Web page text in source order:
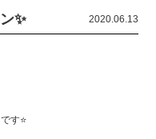
✨ 2020.06.13
す⭐️